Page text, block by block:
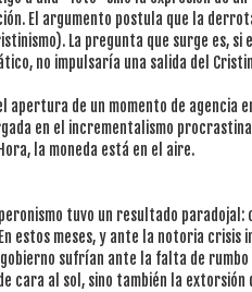
El argumento postula que la
La pregunta que surge es,
no impulsaría una salida del
apertura de un momento de agencia
en el incrementalismo
la moneda está en el aire.
tuvo un resultado
estos meses, y ante la notoria crisis
sufrían ante la falta de
cara al sol, sino también la